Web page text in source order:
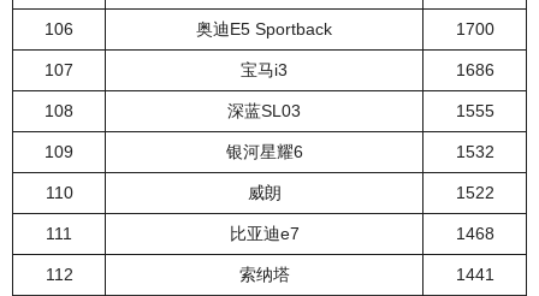
106 奥迪E5 Sportback 1700
107 宝马i3 1686
108 深蓝SL03 1555
109 银河星耀6 1532
110 威朗 1522
111 比亚迪e7 1468
112 索纳塔 1441